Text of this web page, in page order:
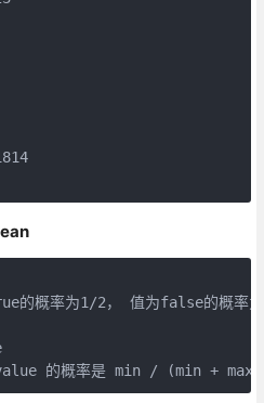
的概率为1/2， 值为false的概
value 的概率是 min / (min +